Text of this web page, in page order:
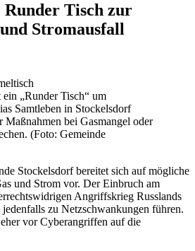
Tisch zur
Stromausfall
„Runder Tisch“ um
Samtleben in Stockelsdorf
Maßnahmen bei Gasmangel oder
(Foto: Gemeinde
Stockelsdorf bereitet sich auf mögliche
und Strom vor. Der Einbruch am
Angriffskrieg Russlands
zu Netzschwankungen führen.
vor Cyberangriffen auf die